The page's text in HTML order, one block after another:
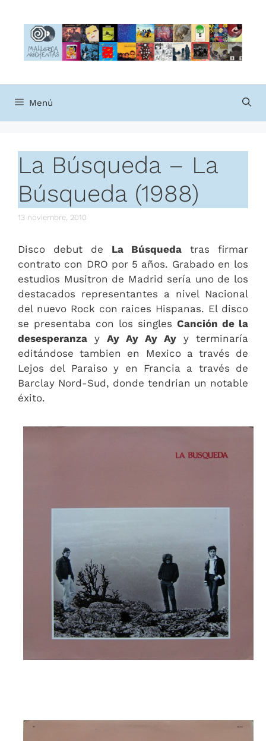
contenido
Menú
La Búsqueda – La
Búsqueda (1988)
13 noviembre, 2010
Disco debut de La Búsqueda tras firmar
contrato con DRO por 5 años. Grabado en los
estudios Musitron de Madrid sería uno de los
destacados representantes a nivel Nacional
del nuevo Rock con raices Hispanas. El disco
se presentaba con los singles Canción de la
desesperanza y Ay Ay Ay Ay y terminaría
editándose tambien en Mexico a través de
Lejos del Paraiso y en Francia a través de
Barclay Nord-Sud, donde tendrian un notable
éxito.